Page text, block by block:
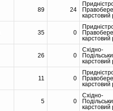
89 24
карстовий
35 0
карстовий
26 0
Східно-
карстовий
11 0
карстовий
5 0
Східно-
карстовий